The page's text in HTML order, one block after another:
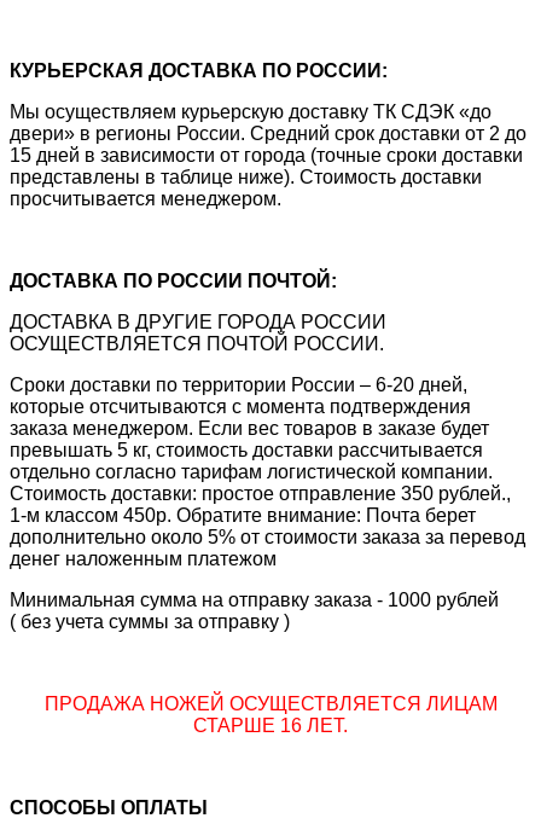
КУРЬЕРСКАЯ ДОСТАВКА ПО РОССИИ:
Мы осуществляем курьерскую доставку ТК СДЭК «до
двери» в регионы России. Средний срок доставки от 2 до
15 дней в зависимости от города (точные сроки доставки
представлены в таблице ниже). Стоимость доставки
просчитывается менеджером.
ДОСТАВКА ПО РОССИИ ПОЧТОЙ:
ДОСТАВКА В ДРУГИЕ ГОРОДА РОССИИ
ОСУЩЕСТВЛЯЕТСЯ ПОЧТОЙ РОССИИ.
Сроки доставки по территории России – 6-20 дней,
которые отсчитываются с момента подтверждения
заказа менеджером. Если вес товаров в заказе будет
превышать 5 кг, стоимость доставки рассчитывается
отдельно согласно тарифам логистической компании.
Стоимость доставки: простое отправление 350 рублей.,
1-м классом 450р. Обратите внимание: Почта берет
дополнительно около 5% от стоимости заказа за перевод
денег наложенным платежом
Минимальная сумма на отправку заказа - 1000 рублей
( без учета суммы за отправку )
ПРОДАЖА НОЖЕЙ ОСУЩЕСТВЛЯЕТСЯ ЛИЦАМ
СТАРШЕ 16 ЛЕТ.
СПОСОБЫ ОПЛАТЫ